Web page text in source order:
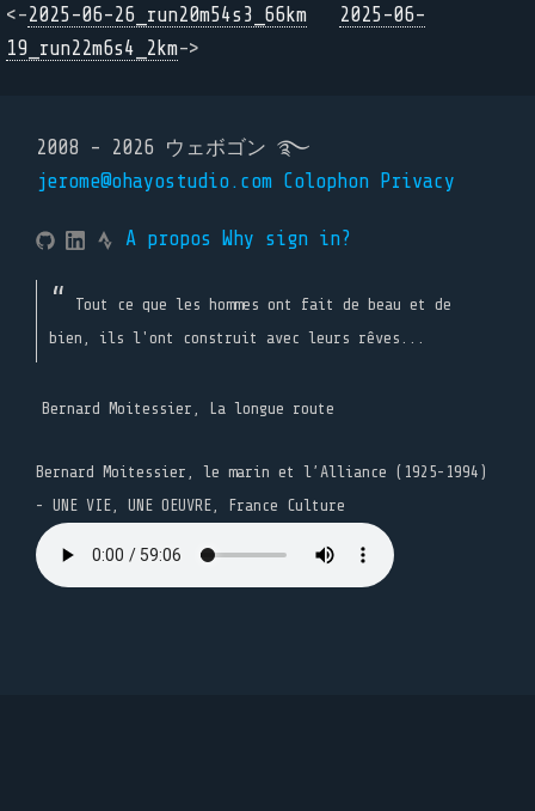
<-2025-06-26_run20m54s3_66km
2025-06-
19_run22m6s4_2km->
2008 - 2026 ウェボゴン ࿐
jerome@ohayostudio.com Colophon Privacy
A propos Why sign in?
Tout ce que les hommes ont fait de beau et de
bien, ils l'ont construit avec leurs rêves...
Bernard Moitessier, La longue route
Bernard Moitessier, le marin et l’Alliance (1925-1994)
- UNE VIE, UNE OEUVRE, France Culture